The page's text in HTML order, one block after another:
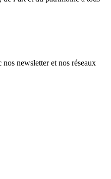
newsletter et nos réseaux